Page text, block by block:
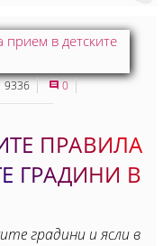
9336 0
ПРАВИЛА
ГРАДИНИ В
градини и ясли в